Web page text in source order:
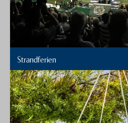
Strandferien